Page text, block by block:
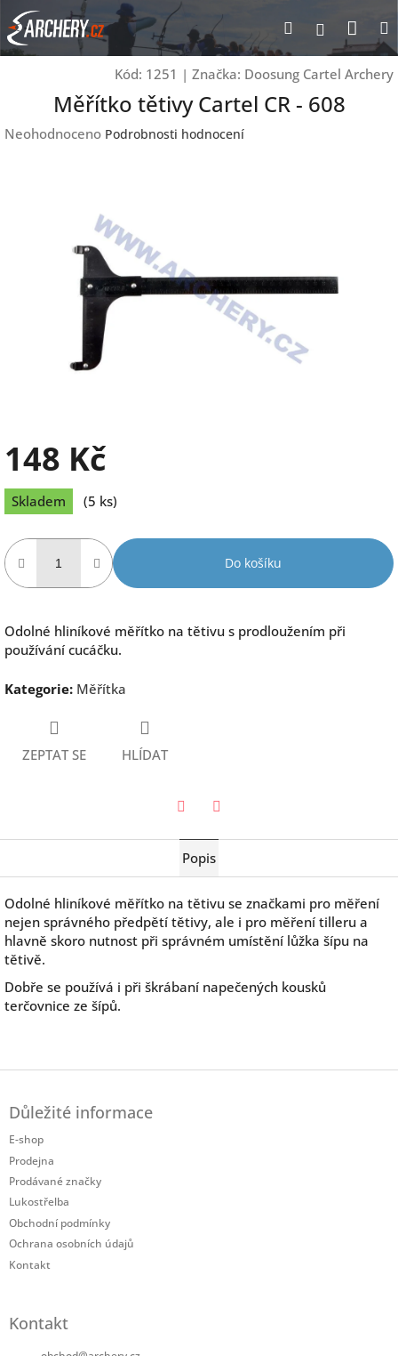
Přejít
na
obsah
Hledat
Kód: 1251 | Značka: Doosung Cartel Archery
Měřítko tětivy Cartel CR - 608
Průměrné
Neohodnoceno Podrobnosti hodnocení
148 Kč
Měrná
cena:
Skladem (5 ks)
Do košíku
Odolné hliníkové měřítko na tětivu s prodloužením při
používání cucáčku.
Kategorie: Měřítka
ZEPTAT SE HLÍDAT
Popis
Odolné hliníkové měřítko na tětivu se značkami pro měření
nejen správného předpětí tětivy, ale i pro měření tilleru a
hlavně skoro nutnost při správném umístění lůžka šípu na
tětivě.
Dobře se používá i při škrábaní napečených kousků
terčovnice ze šípů.
Důležité informace
E-shop
Prodejna
Prodávané značky
Lukostřelba
Obchodní podmínky
Ochrana osobních údajů
Kontakt
Kontakt